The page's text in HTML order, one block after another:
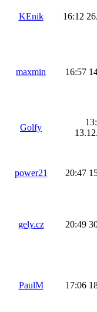
KEnik 16:12
maxmin 16:57
Golfy
power21 20:47
gely.cz 20:49
PaulM 17:06